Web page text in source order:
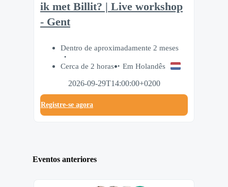
ik met Billit? | Live workshop
- Gent
Dentro de aproximadamente 2 meses
Cerca de 2 horas
Em Holandês
2026-09-29T14:00:00+0200
Registre-se agora
Eventos anteriores